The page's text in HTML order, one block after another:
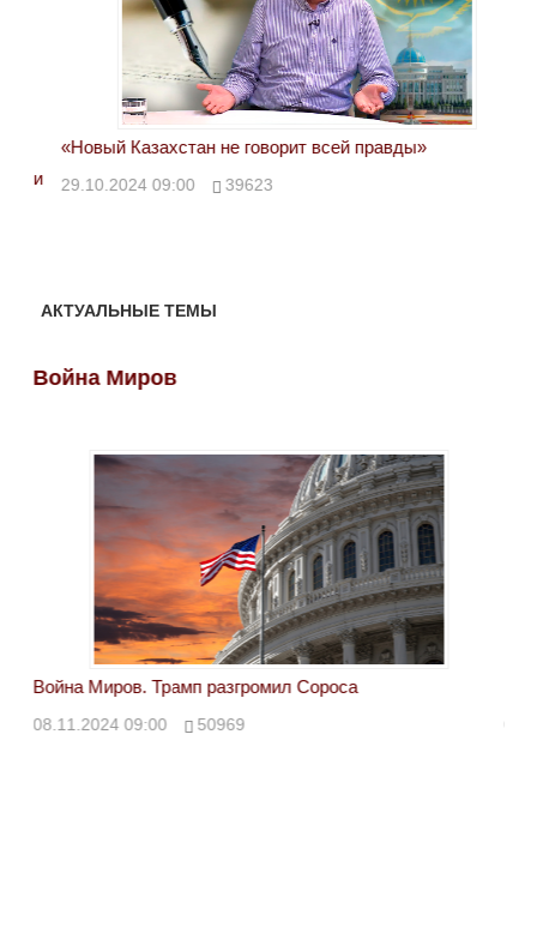
«Новый Казахстан не говорит всей правды»
29.10.2024 09:00 39623
АКТУАЛЬНЫЕ ТЕМЫ
Война Миров
Война Миров. Трамп разгромил Сороса
08.11.2024 09:00 50969